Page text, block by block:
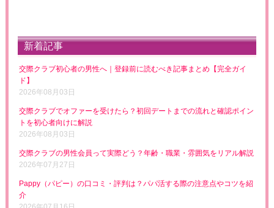
新着記事
交際クラブ初心者の男性へ｜登録前に読むべき記事まとめ【完全ガイ
ド】
2026年08月03日
交際クラブでオファーを受けたら？初回デートまでの流れと確認ポイン
トを初心者向けに解説
2026年08月03日
交際クラブの男性会員って実際どう？年齢・職業・雰囲気をリアル解説
2026年07月27日
Pappy（パピー）の口コミ・評判は？パパ活する際の注意点やコツを紹
介